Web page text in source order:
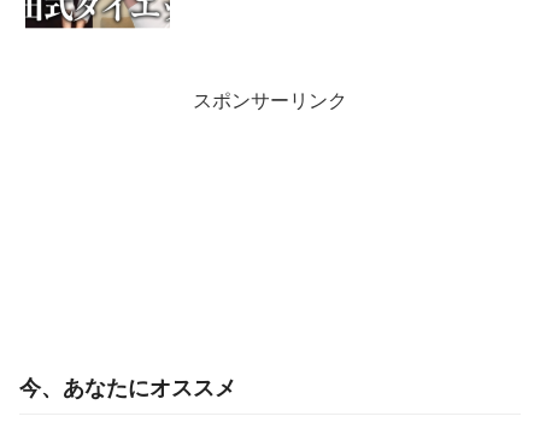
スポンサーリンク
今、あなたにオススメ